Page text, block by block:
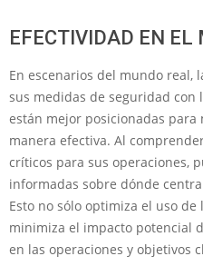
EFECTIVIDAD EN EL
En escenarios del mundo real,
sus medidas de seguridad con
están mejor posicionadas para
manera efectiva. Al
críticos para sus operaciones,
informadas sobre dónde
Esto no sólo optimiza el uso
minimiza el impacto potencial
en las operaciones y objetivos